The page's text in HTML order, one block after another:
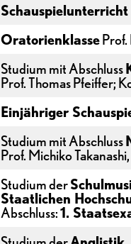
Schauspielunterricht
Oratorienklasse
Studium mit Abschluss
Prof. Thomas Pfeiffer;
Einjähriger
Studium mit Abschluss
Prof. Michiko
Studium der
Staatlichen
Abschluss:1.